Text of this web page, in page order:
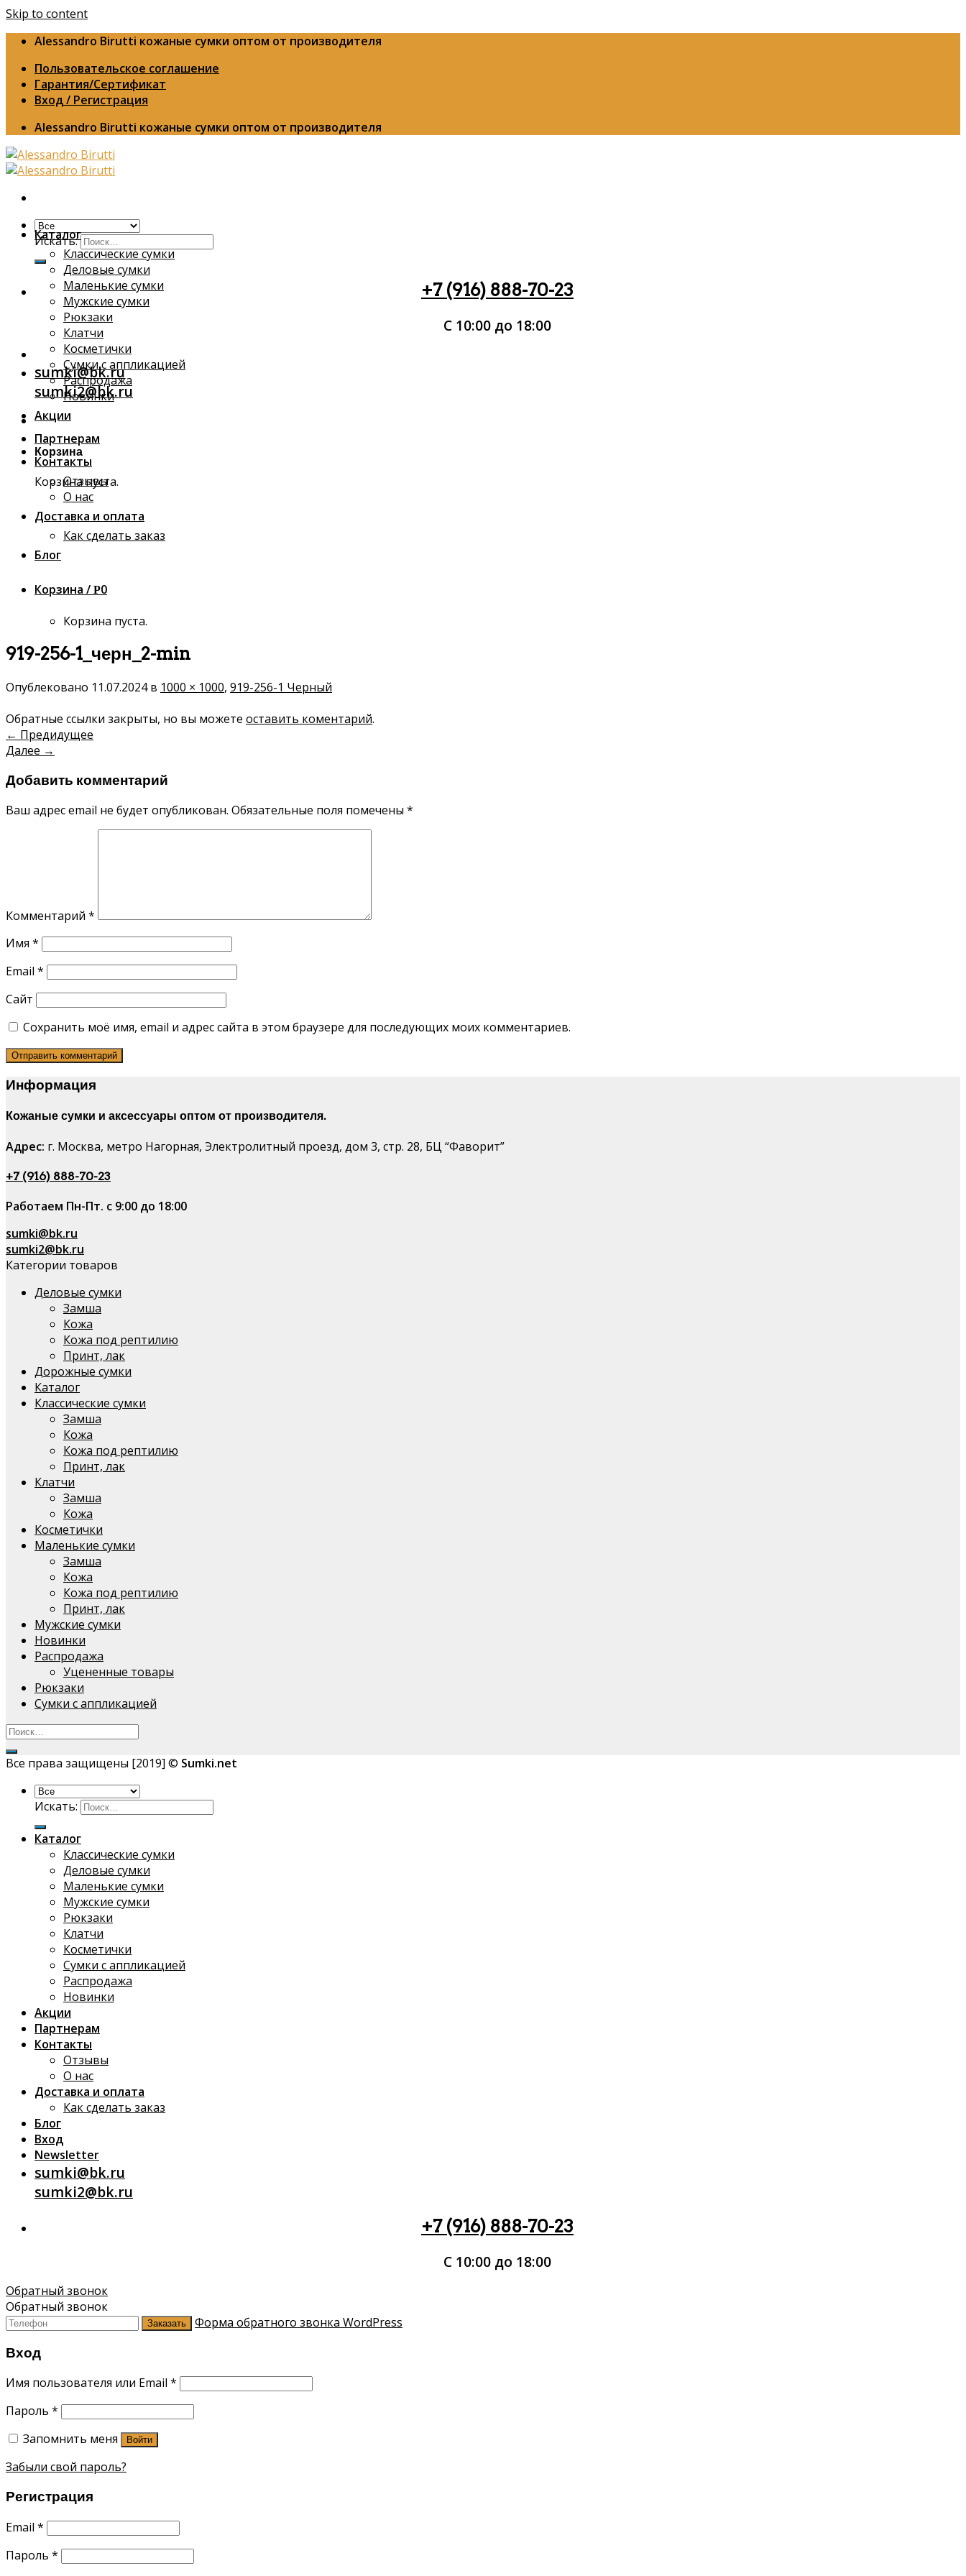
Skip to content
Alessandro Birutti кожаные сумки оптом от производителя
Пользовательское соглашение
Гарантия/Сертификат
Вход / Регистрация
Alessandro Birutti кожаные сумки оптом от производителя
Искать:
+7 (916) 888-70-23
С 10:00 до 18:00
sumki@bk.ru
sumki2@bk.ru
Корзина
Корзина пуста.
Каталог
Классические сумки
Деловые сумки
Маленькие сумки
Мужские сумки
Рюкзаки
Клатчи
Косметички
Сумки с аппликацией
Распродажа
Новинки
Акции
Партнерам
Контакты
Отзывы
О нас
Доставка и оплата
Как сделать заказ
Блог
Корзина / Р0
Корзина пуста.
919-256-1_черн_2-min
Опублековано 11.07.2024в 1000 × 1000, 919-256-1 Черный
Обратные ссылки закрыты, но вы можете оставить коментарий.
← Предидущее
Далее →
Добавить комментарий
Ваш адрес email не будет опубликован. Обязательные поля помечены *
Комментарий *
Имя *
Email *
Сайт
Сохранить моё имя, email и адрес сайта в этом браузере для последующих моих комментариев.
Информация
Кожаные сумки и аксессуары оптом от производителя.
Адрес: г. Москва, метро Нагорная, Электролитный проезд, дом 3, стр. 28, БЦ “Фаворит”
+7 (916) 888-70-23
Работаем Пн-Пт. с 9:00 до 18:00
sumki@bk.ru
sumki2@bk.ru
Категории товаров
Деловые сумки
Замша
Кожа
Кожа под рептилию
Принт, лак
Дорожные сумки
Каталог
Классические сумки
Замша
Кожа
Кожа под рептилию
Принт, лак
Клатчи
Замша
Кожа
Косметички
Маленькие сумки
Замша
Кожа
Кожа под рептилию
Принт, лак
Мужские сумки
Новинки
Распродажа
Уцененные товары
Рюкзаки
Сумки с аппликацией
Все права защищены [2019] © Sumki.net
Искать:
Каталог
Классические сумки
Деловые сумки
Маленькие сумки
Мужские сумки
Рюкзаки
Клатчи
Косметички
Сумки с аппликацией
Распродажа
Новинки
Акции
Партнерам
Контакты
Отзывы
О нас
Доставка и оплата
Как сделать заказ
Блог
Вход
Newsletter
sumki@bk.ru
sumki2@bk.ru
+7 (916) 888-70-23
С 10:00 до 18:00
Обратный звонок
Обратный звонок
Заказать Форма обратного звонка WordPress
Вход
Имя пользователя или Email *
Пароль *
Запомнить меня
Войти
Забыли свой пароль?
Регистрация
Email *
Пароль *